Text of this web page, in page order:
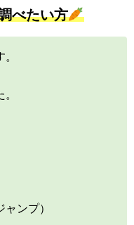
べたい方
ンプ）